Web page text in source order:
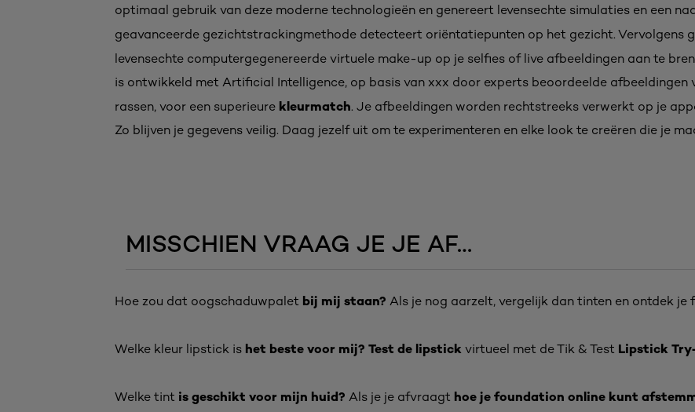
optimaal gebruik van deze moderne technologieën en genereert levensechte simulaties en een
geavanceerde gezichtstrackingmethode detecteert oriëntatiepunten op het gezicht. Vervolgens
levensechte computergegenereerde virtuele make-up op je selfies of live afbeeldingen aan te
is ontwikkeld met Artificial Intelligence, op basis van xxx door experts beoordeelde afbeeldingen
rassen, voor een superieure kleurmatch. Je afbeeldingen worden rechtstreeks verwerkt op je
Zo blijven je gegevens veilig. Daag jezelf uit om te experimenteren en elke look te creëren die je
MISSCHIEN VRAAG JE JE AF…
Hoe zou dat oogschaduwpalet bij mij staan? Als je nog aarzelt, vergelijk dan tinten en ontdek je
Welke kleur lipstick is het beste voor mij? Test de lipstick virtueel met de Tik & Test Lipstick
Welke tint is geschikt voor mijn huid? Als je je afvraagt hoe je foundation online kunt